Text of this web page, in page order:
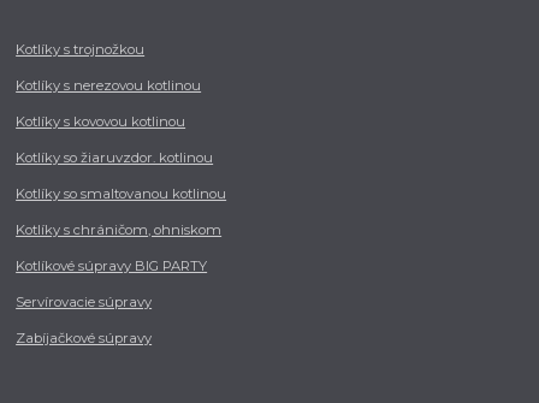
Kotlíky s trojnožkou
Kotlíky s nerezovou kotlinou
Kotlíky s kovovou kotlinou
Kotlíky so žiaruvzdor. kotlinou
Kotlíky so smaltovanou kotlinou
Kotlíky s chráničom, ohniskom
Kotlíkové súpravy BIG PARTY
Servírovacie súpravy
Zabíjačkové súpravy